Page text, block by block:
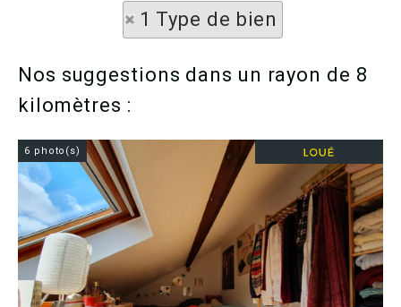
1 Type de bien
Nos suggestions dans un rayon de 8
kilomètres :
6 photo(s)